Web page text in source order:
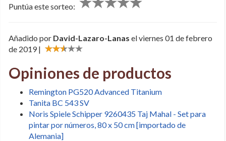
Puntúa este sorteo:
Añadido por David-Lazaro-Lanas el viernes 01 de febrero
de 2019 |
Opiniones de productos
Remington PG520 Advanced Titanium
Tanita BC 543 SV
Noris Spiele Schipper 9260435 Taj Mahal - Set para
pintar por números, 80 x 50 cm [importado de
Alemania]